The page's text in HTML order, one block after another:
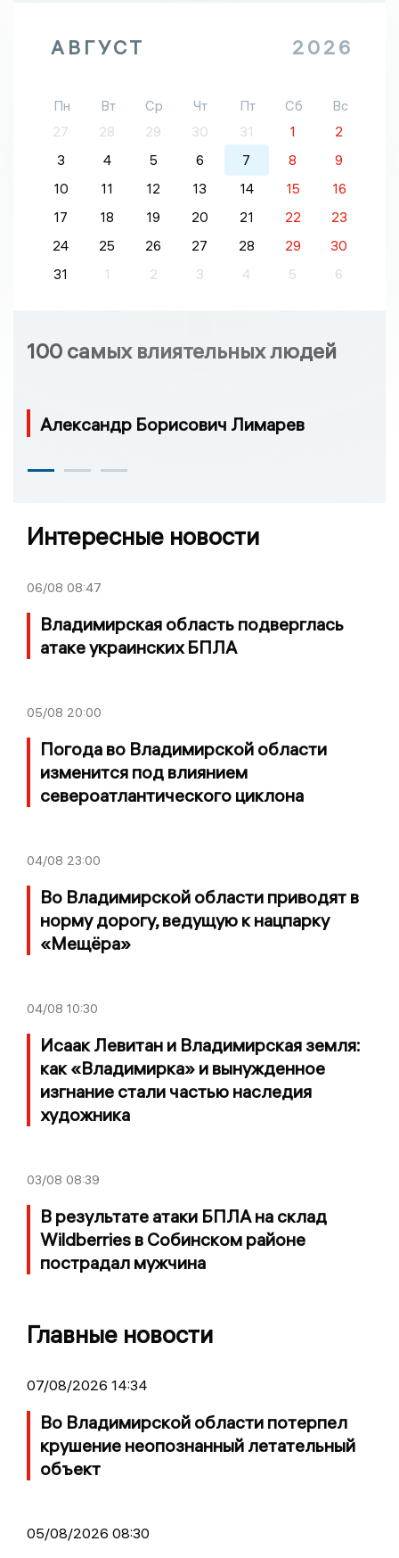
АВГУСТ 2026
Пн Вт Ср Чт Пт Сб
Вс
27
28 29 30 31 1
2
3
4 5 6 7 8
9
10
11 12 13 14 15
16
17
18 19 20 21 22
23
24
25 26 27 28 29
30
31
1 2 3 4 5 6
100 самых влиятельных людей
Александр Борисович Лимарев
Интересные новости
06/08 08:47
Владимирская область подверглась
атаке украинских БПЛА
05/08 20:00
Погода во Владимирской области
изменится под влиянием
североатлантического циклона
04/08 23:00
Во Владимирской области приводят в
норму дорогу, ведущую к нацпарку
«Мещёра»
04/08 10:30
Исаак Левитан и Владимирская земля:
как «Владимирка» и вынужденное
изгнание стали частью наследия
художника
03/08 08:39
В результате атаки БПЛА на склад
Wildberries в Собинском районе
пострадал мужчина
Главные новости
07/08/2026 14:34
Во Владимирской области потерпел
крушение неопознанный летательный
объект
05/08/2026 08:30